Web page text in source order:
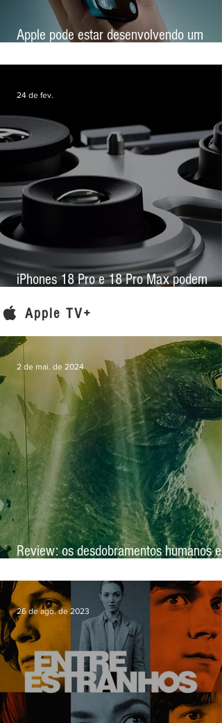
'iPhone espacial' com tela holográfica
iPhones 18 Pro e 18 Pro Max podem
trazer maior salto fotográfico em anos
nova lente e abertura variável
24 de fev.
Review: os desdobramentos humanos em
'Monarch: Legado de Monstros'
2 de mai. de 2024
26 de ago. de 2023